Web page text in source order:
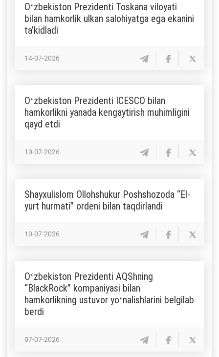
Oʻzbekiston Prezidenti Toskana viloyati
bilan hamkorlik ulkan salohiyatga ega ekanini
taʼkidladi
14-07-2026
Oʻzbekiston Prezidenti ICESCO bilan
hamkorlikni yanada kengaytirish muhimligini
qayd etdi
10-07-2026
Shayxulislom Ollohshukur Poshshozoda “El-
yurt hurmati” ordeni bilan taqdirlandi
10-07-2026
Oʻzbekiston Prezidenti AQShning
“BlackRock” kompaniyasi bilan
hamkorlikning ustuvor yoʻnalishlarini belgilab
berdi
07-07-2026